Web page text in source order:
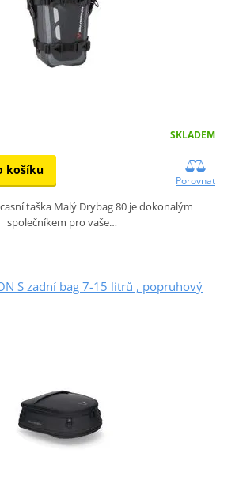
SKLADEM
košíku
Porovnat
taška Malý Drybag 80 je dokonalým
společníkem pro vaše…
S zadní bag 7-15 litrů , popruhový